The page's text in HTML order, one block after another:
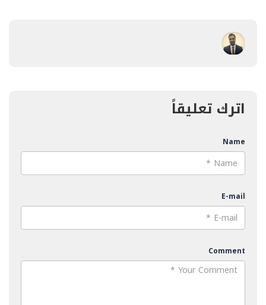
اترك تعليقاً
Name
E-mail
Comment